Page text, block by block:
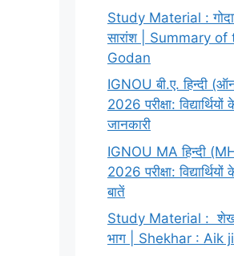
Study Material :
सारांश | Summary
Godan
IGNOU बी.ए. हिन्दी
2026 परीक्षा:
जानकारी
IGNOU MA हिन्दी
2026 परीक्षा:
बातें
Study Material :
भाग | Shekhar : Aik